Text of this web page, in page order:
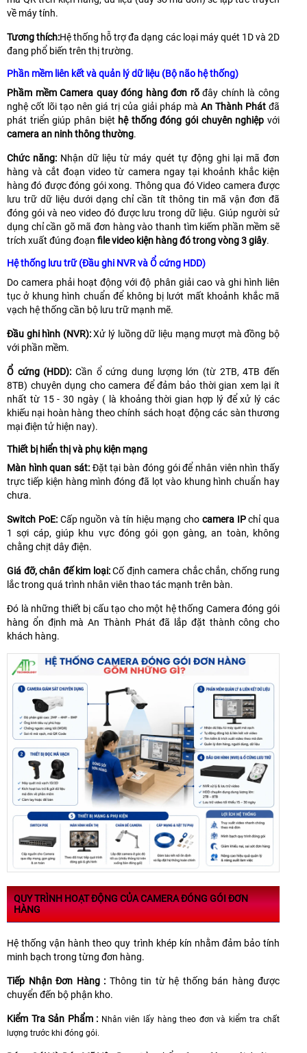
về máy tính.
Tương thích:Hệ thống hỗ trợ đa dạng các loại máy quét 1D và 2D
đang phổ biến trên thị trường.
Phần mềm liên kết và quản lý dữ liệu (Bộ não hệ thống)
Phầm mềm Camera quay đóng hàng đơn rõđây chính là công
nghệ cốt lõi tạo nên giá trị của giải pháp mà An Thành Phátđã
phát triển giúp phân biệt hệ thống đóng gói chuyên nghiệp với
camera an ninh thông thường.
Chức năng: Nhận dữ liệu từ máy quét tự động ghi lại mã đơn
hàng và cắt đoạn video từ camera ngay tại khoảnh khắc kiện
hàng đó được đóng gói xong. Thông qua đó Video camera được
lưu trữ dữ liệu dưới dạng chỉ cần tít thông tin mã vận đơn đã
đóng gói và neo video đó được lưu trong dữ liệu. Giúp người sử
dụng chỉ cần gõ mã đơn hàng vào thanh tìm kiếm phần mềm sẽ
trích xuất đúng đoạn file video kiện hàng đó trong vòng 3 giây.
Hệ thống lưu trữ (Đầu ghi NVR và Ổ cứng HDD)
Do camera phải hoạt động với độ phân giải cao và ghi hình liên
tục ở khung hình chuẩn để không bị lướt mất khoảnh khắc mã
vạch hệ thống cần bộ lưu trữ mạnh mẽ.
Đầu ghi hình (NVR):Xử lý luồng dữ liệu mạng mượt mà đồng bộ
với phần mềm.
Ổ cứng (HDD): Cần ổ cứng dung lượng lớn (từ 2TB, 4TB đến
8TB) chuyên dụng cho camera để đảm bảo thời gian xem lại ít
nhất từ 15 - 30 ngày ( là khoảng thời gian hợp lý để xử lý các
khiếu nại hoàn hàng theo chính sách hoạt động các sàn thương
mại điện tử hiện nay).
Thiết bị hiển thị và phụ kiện mạng
Màn hình quan sát: Đặt tại bàn đóng gói để nhân viên nhìn thấy
trực tiếp kiện hàng mình đóng đã lọt vào khung hình chuẩn hay
chưa.
Switch PoE:Cấp nguồn và tín hiệu mạng cho camera IPchỉ qua
1 sợi cáp, giúp khu vực đóng gói gọn gàng, an toàn, không
chằng chịt dây điện.
Giá đỡ, chân đế kim loại:Cố định camera chắc chắn, chống rung
lắc trong quá trình nhân viên thao tác mạnh trên bàn.
Đó là những thiết bị cấu tạo cho một hệ thống Camera đóng gói
hàng ổn định mà An Thành Phát đã lắp đặt thành công cho
khách hàng.
QUY TRÌNH HOẠT ĐỘNG CỦA CAMERA ĐÓNG GÓI ĐƠN
HÀNG
Hệ thống vận hành theo quy trình khép kín nhằm đảm bảo tính
minh bạch trong từng đơn hàng.
Tiếp N​hận Đơn Hàng : Thông tin từ hệ thống bán hàng được
chuyển đến bộ phận kho.
Kiểm Tra Sản Phẩm : Nhân viên lấy hàng theo đơn và kiểm tra chất
lượng trước khi đóng gói.